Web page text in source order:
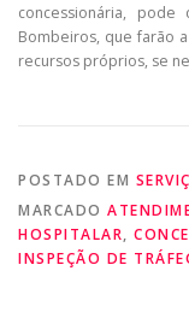
concessionária,
Bombeiros, que farão
recursos próprios, se
POSTADO EM
MARCADO
HOSPITALAR,
INSPEÇÃO DE